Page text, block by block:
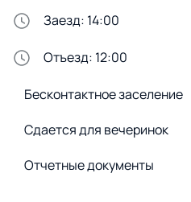
Сменное постельное белье
Стиральная машина
Удобства снаружи
Мангал
Заезд: 14:00
Отъезд: 12:00
Бесконтактное заселение
Сдается для вечеринок
Отчетные документы